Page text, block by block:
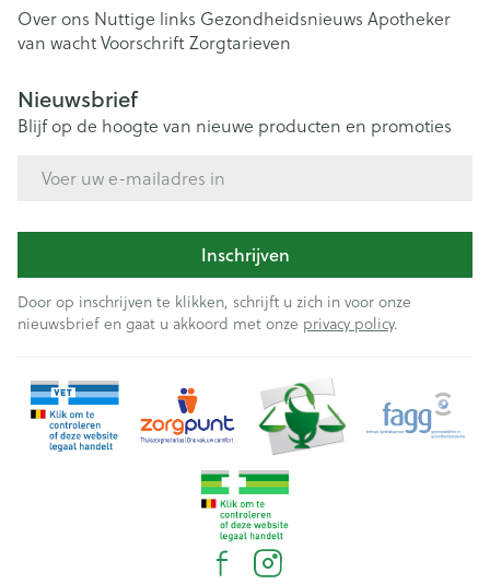
Over ons Nuttige links Gezondheidsnieuws Apotheker
van wachtVoorschriftZorgtarieven
Nieuwsbrief
Blijf op de hoogte van nieuwe producten en promoties
Inschrijven
Door op inschrijven te klikken, schrijft u zich in voor onze
nieuwsbrief en gaat u akkoord met onze privacy policy.